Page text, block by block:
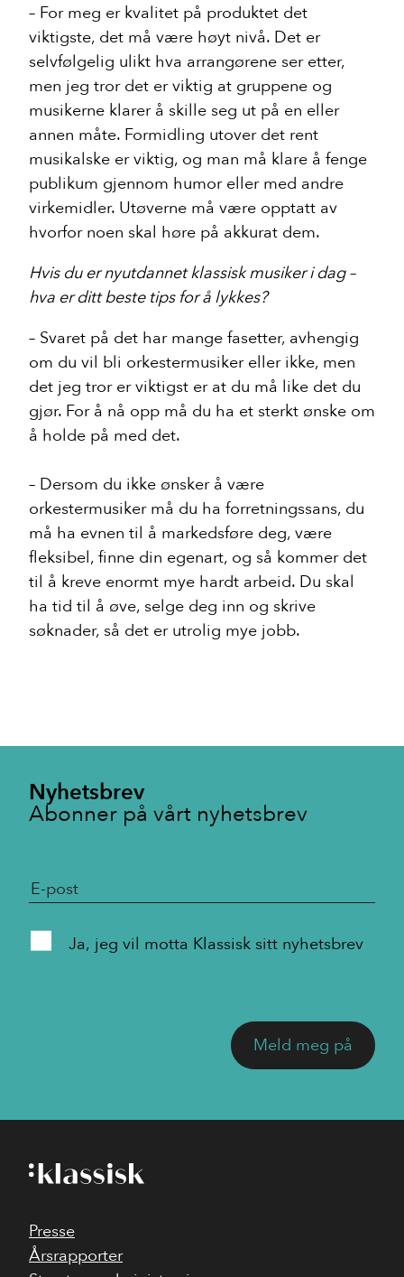
– For meg er kvalitet på produktet det
viktigste, det må være høyt nivå. Det er
selvfølgelig ulikt hva arrangørene ser etter,
men jeg tror det er viktig at gruppene og
musikerne klarer å skille seg ut på en eller
annen måte. Formidling utover det rent
musikalske er viktig, og man må klare å fenge
publikum gjennom humor eller med andre
virkemidler. Utøverne må være opptatt av
hvorfor noen skal høre på akkurat dem.
Hvis du er nyutdannet klassisk musiker i dag –
hva er ditt beste tips for å lykkes?
– Svaret på det har mange fasetter, avhengig
om du vil bli orkestermusiker eller ikke, men
det jeg tror er viktigst er at du må like det du
gjør. For å nå opp må du ha et sterkt ønske om
å holde på med det.
– Dersom du ikke ønsker å være
orkestermusiker må du ha forretningssans, du
må ha evnen til å markedsføre deg, være
fleksibel, finne din egenart, og så kommer det
til å kreve enormt mye hardt arbeid. Du skal
ha tid til å øve, selge deg inn og skrive
søknader, så det er utrolig mye jobb.
Nyhetsbrev
Abonner på vårt nyhetsbrev
Ja, jeg vil motta Klassisk sitt nyhetsbrev
Presse
Årsrapporter